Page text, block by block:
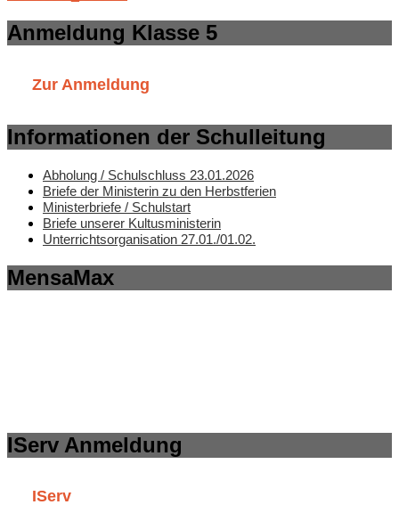
Anmeldung Klasse 5
Zur Anmeldung
Informationen der Schulleitung
Abholung / Schulschluss 23.01.2026
Briefe der Ministerin zu den Herbstferien
Ministerbriefe / Schulstart
Briefe unserer Kultusministerin
Unterrichtsorganisation 27.01./01.02.
MensaMax
IServ Anmeldung
IServ